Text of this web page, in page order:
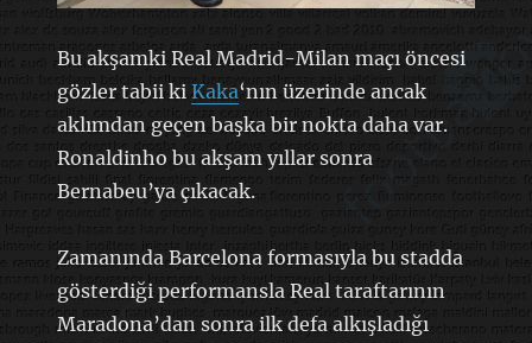
Bu akşamki Real Madrid-Milan maçı öncesi
gözler tabii ki Kaka‘nın üzerinde ancak
aklımdan geçen başka bir nokta daha var.
Ronaldinho bu akşam yıllar sonra
Bernabeu’ya çıkacak.
Zamanında Barcelona formasıyla bu stadda
gösterdiği performansla Real taraftarının
Maradona’dan sonra ilk defa alkışladığı